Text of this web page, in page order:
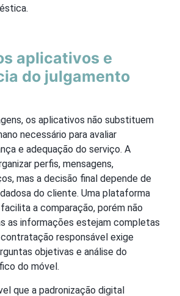
aplicativos e
do julgamento
os aplicativos não substituem
necessário para avaliar
e adequação do serviço. A
perfis, mensagens,
mas a decisão final depende de
do cliente. Uma plataforma
a comparação, porém não
as informações estejam completas
responsável exige
objetivas e análise do
do móvel.
que a padronização digital